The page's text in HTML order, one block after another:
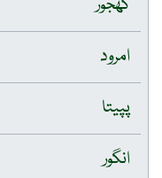
امرود
پپیتا
انگور